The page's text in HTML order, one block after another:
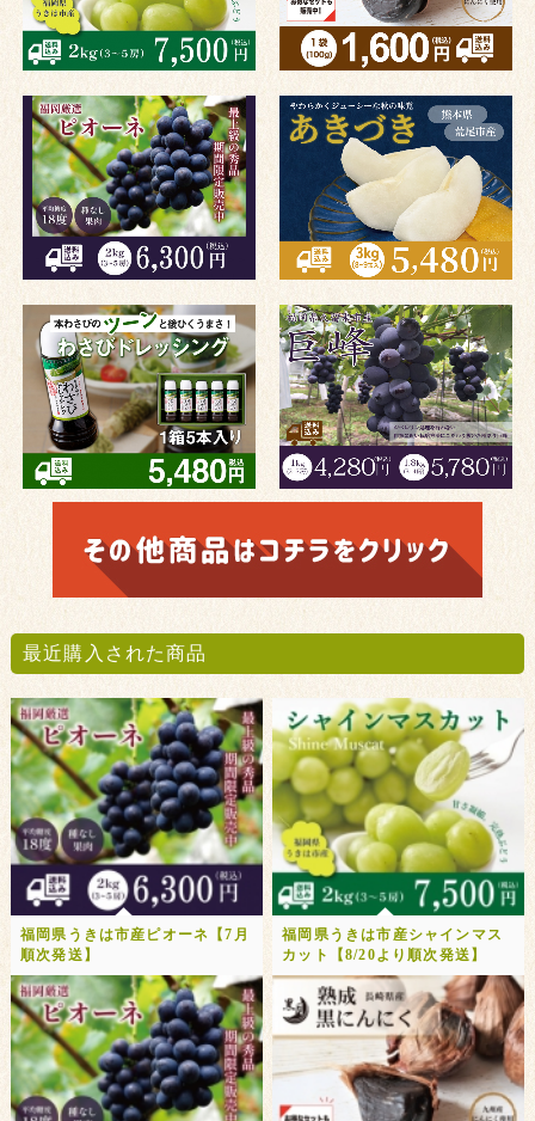
最近購入された商品
福岡県うきは市産ピオーネ【7月
順次発送】
福岡県うきは市産シャインマス
カット【8/20より順次発送】